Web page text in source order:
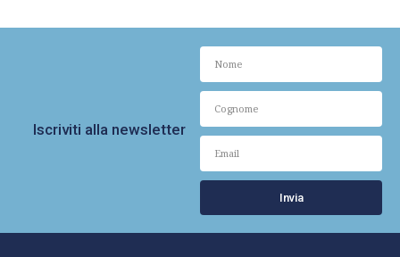
Iscriviti alla newsletter
Invia